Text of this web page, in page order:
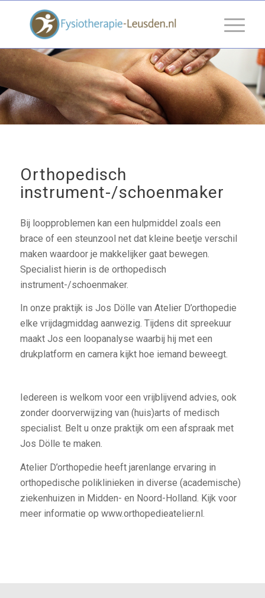
Orthopedisch
instrument-/schoenmaker
Bij loopproblemen kan een hulpmiddel zoals een
brace of een steunzool net dat kleine beetje verschil
maken waardoor je makkelijker gaat bewegen.
Specialist hierin is de orthopedisch
instrument-/schoenmaker.
In onze praktijk is Jos Dölle van Atelier D’orthopedie
elke vrijdagmiddag aanwezig. Tijdens dit spreekuur
maakt Jos een loopanalyse waarbij hij met een
drukplatform en camera kijkt hoe iemand beweegt.
Iedereen is welkom voor een vrijblijvend advies, ook
zonder doorverwijzing van (huis)arts of medisch
specialist. Belt u onze praktijk om een afspraak met
Jos Dölle te maken.
Atelier D’orthopedie heeft jarenlange ervaring in
orthopedische poliklinieken in diverse (academische)
ziekenhuizen in Midden- en Noord-Holland. Kijk voor
meer informatie op www.orthopedieatelier.nl.